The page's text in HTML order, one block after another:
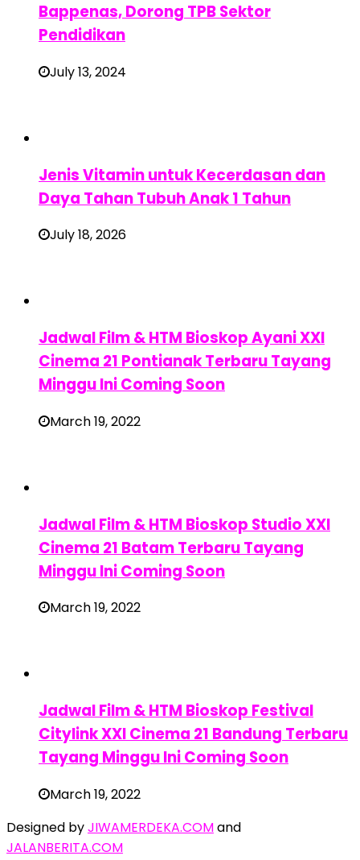
Bappenas, Dorong TPB Sektor
Pendidikan
July 13, 2024
Jenis Vitamin untuk Kecerdasan dan
Daya Tahan Tubuh Anak 1 Tahun
July 18, 2026
Jadwal Film & HTM Bioskop Ayani XXI
Cinema 21 Pontianak Terbaru Tayang
Minggu Ini Coming Soon
March 19, 2022
Jadwal Film & HTM Bioskop Studio XXI
Cinema 21 Batam Terbaru Tayang
Minggu Ini Coming Soon
March 19, 2022
Jadwal Film & HTM Bioskop Festival
Citylink XXI Cinema 21 Bandung Terbaru
Tayang Minggu Ini Coming Soon
March 19, 2022
Designed byJIWAMERDEKA.COMand
JALANBERITA.COM